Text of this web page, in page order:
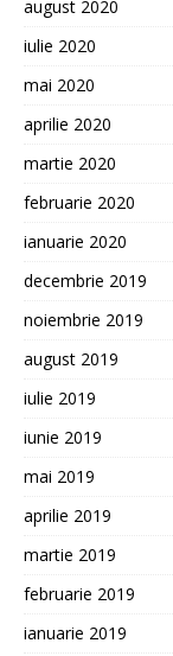
august 2020
iulie 2020
mai 2020
aprilie 2020
martie 2020
februarie 2020
ianuarie 2020
decembrie 2019
noiembrie 2019
august 2019
iulie 2019
iunie 2019
mai 2019
aprilie 2019
martie 2019
februarie 2019
ianuarie 2019